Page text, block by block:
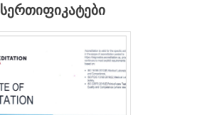
ᲡᲔᲠᲗᲘᲤᲘᲙᲐᲢᲔᲑᲘ